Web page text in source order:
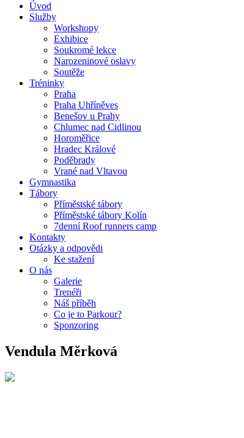
Úvod
Služby
Workshopy
Exhibice
Soukromé lekce
Narozeninové oslavy
Soutěže
Tréninky
Praha
Praha Uhříněves
Benešov u Prahy
Chlumec nad Cidlinou
Horoměřice
Hradec Králové
Poděbrady
Vrané nad Vltavou
Gymnastika
Tábory
Příměstské tábory
Příměstské tábory Kolín
7denní Roof runners camp
Kontakty
Otázky a odpovědi
Ke stažení
O nás
Galerie
Trenéři
Náš příběh
Co je to Parkour?
Sponzoring
Vendula Měrková